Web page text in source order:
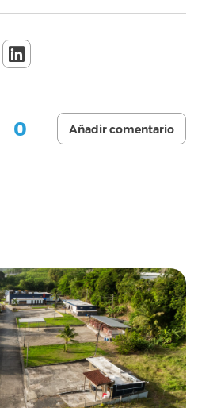
0 Añadir comentario